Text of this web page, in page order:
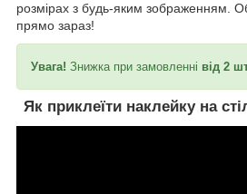
розмірах з будь-яким зображенням.
прямо зараз!
Увага! Знижка при замовленні від 2
Як приклеїти наклейку на